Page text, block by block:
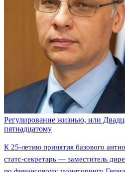
Регулирование жизнью, или
пятнадцатому
К 25-летию принятия базового
статс-секретарь — заместитель